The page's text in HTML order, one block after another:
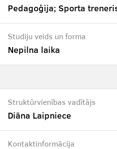
Pedagoģija; Sporta
Studiju veids un forma
Nepilna laika
Struktūrvienības vadītājs
Diāna Laipniece
Kontaktinformācija